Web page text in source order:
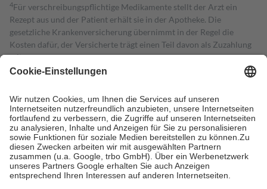
4Für verschreibungspflichtige Medikamente stellt der Arzt ein
Rezept aus und der Patient erhält sie in der Apotheke. Die
gesetzliche Krankenversicherung übernimmt in der Regel die
Kosten dafür, der Versicherte trägt einen Teil davon als Zuzahlung
mit.
Grundsätzlich leisten Mitglieder Zuzahlungen in Höhe von zehn
höchstens zehn Euro.
Es sind jedoch nie mehr als die tatsächlichen
Kosten der Leistung zu entrichten.
Diese Regeln gelten grundsätzlich auch für Online-Apotheken.
Bei Heilmitteln und häuslicher Krankenpflege beträgt die
Zuzahlung zehn Prozent der Kosten sowie zehn Euro je
Verordnung.
Um das Engagement der Versicherten für ihre eigene Gesundheit zu
stärken und die besondere Stellung der Familie zu unterstützen,